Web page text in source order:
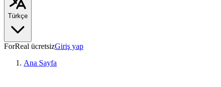
Türkçe
ForReal ücretsizGiriş yap
Ana Sayfa